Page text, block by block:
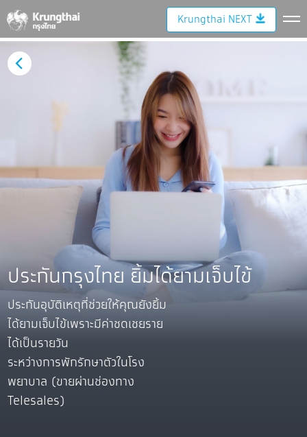
Krungthai NEXT
ประกันกรุงไทย ยิ้มได้ยามเจ็บไข้
ประกันอุบัติเหตุที่ช่วยให้คุณยังยิ้ม
ได้ยามเจ็บไข้เพราะมีค่าชดเชยราย
ได้เป็นรายวัน
ระหว่างการพักรักษาตัวในโรง
พยาบาล (ขายผ่านช่องทาง
Telesales)